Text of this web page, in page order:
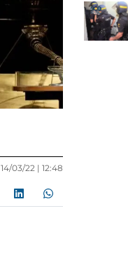
14/03/22 | 12:48